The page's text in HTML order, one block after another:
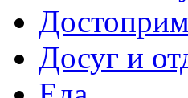
Досуг и